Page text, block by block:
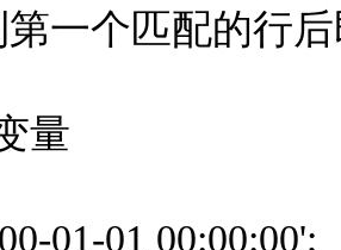
一个匹配的行
量
01-01 00:00:00';